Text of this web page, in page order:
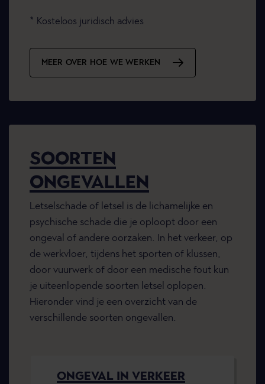
Kosteloos juridisch advies
MEER OVER HOE WE WERKEN
SOORTEN
ONGEVALLEN
Letselschade of letsel is de lichamelijke en
psychische schade die je oploopt door een
ongeval of andere oorzaken. In het verkeer, op
de werkvloer, tijdens het sporten of klussen,
door vuurwerk of door een medische fout kun
je uiteenlopende soorten letsel oplopen.
Hieronder vind je een overzicht van de
verschillende soorten ongevallen.
ONGEVAL IN VERKEER